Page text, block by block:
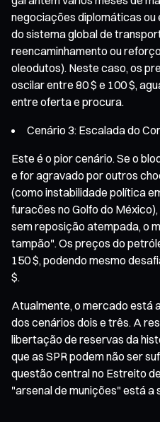
negociações diplomáticas
do sistema global de
reencaminhamento ou
oleodutos). Neste caso, os
oscilar entre 80 $ e 100 $,
entre oferta e procura.
Cenário 3: Escalada do
Este é o pior cenário. Se o
e for agravado por outros
(como instabilidade política
furacões no Golfo do
sem reposição atempada, o
tampão". Os preços do
150 $, podendo mesmo
$.
Atualmente, o mercado está
dos cenários dois e três. A
libertação de reservas da
que as SPR podem não ser
questão central no Estreito
"arsenal de munições" está a